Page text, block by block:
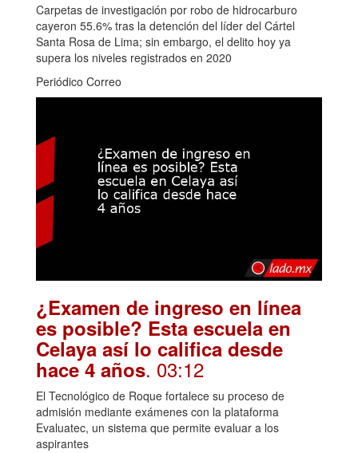
Carpetas de investigación por robo de hidrocarburo
cayeron 55.6% tras la detención del líder del Cártel
Santa Rosa de Lima; sin embargo, el delito hoy ya
supera los niveles registrados en 2020
Periódico Correo
¿Examen de ingreso en línea
es posible? Esta escuela en
Celaya así lo califica desde
hace 4 años. 03:12
El Tecnológico de Roque fortalece su proceso de
admisión mediante exámenes con la plataforma
Evaluatec, un sistema que permite evaluar a los
aspirantes